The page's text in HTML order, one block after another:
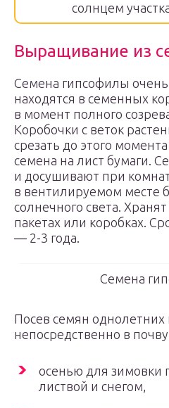
солнцем
Выращивание из
Семена гипсофилы
находятся в семенных
в момент полного
Коробочки с веток
срезать до этого
семена на лист бумаги.
и досушивают при
в вентилируемом месте
солнечного света.
пакетах или коробках.
— 2-3 года.
Семена
Посев семян однолетних
непосредственно в
осенью для зимовки
листвой и снегом,